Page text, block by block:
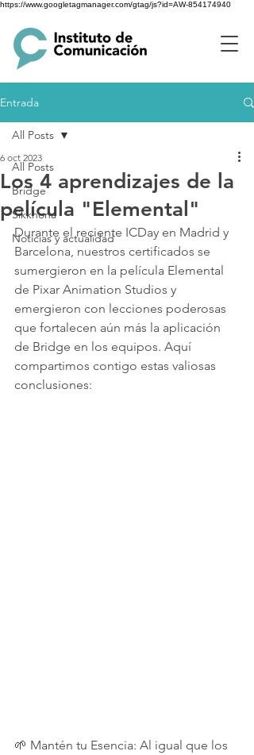
https://www.googletagmanager.com/gtag/js?id=AW-854174940
Entrada
All Posts
Bridge
Sikkhona
Noticias y actualidad
All Posts
Los 4 aprendizajes de la
película "Elemental"
6 oct 2023
Durante el reciente ICDay en Madrid y
Barcelona, nuestros certificados se
sumergieron en la película Elemental
de Pixar Animation Studios y
emergieron con lecciones poderosas
que fortalecen aún más la aplicación
de Bridge en los equipos. Aquí
compartimos contigo estas valiosas
conclusiones:
🌱 Mantén tu Esencia: Al igual que los